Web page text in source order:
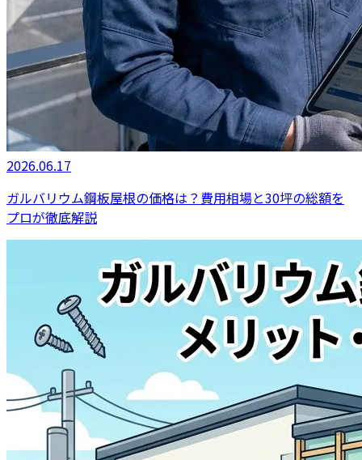
2026.06.17
ガルバリウム鋼板屋根の価格は？費用相場と30坪の総額を
プロが徹底解説